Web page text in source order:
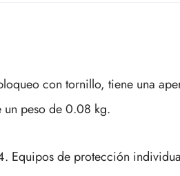
con tornillo, tiene una
un peso de 0.08 kg.
Equipos de protección